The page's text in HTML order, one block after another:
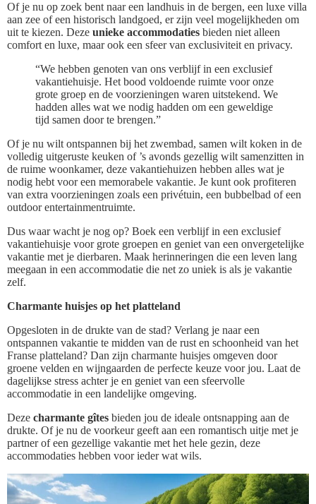
Of je nu op zoek bent naar een landhuis in de bergen, een luxe villa
aan zee of een historisch landgoed, er zijn veel mogelijkheden om
uit te kiezen. Deze unieke accommodaties bieden niet alleen
comfort en luxe, maar ook een sfeer van exclusiviteit en privacy.
“We hebben genoten van ons verblijf in een exclusief
vakantiehuisje. Het bood voldoende ruimte voor onze
grote groep en de voorzieningen waren uitstekend. We
hadden alles wat we nodig hadden om een geweldige
tijd samen door te brengen.”
Of je nu wilt ontspannen bij het zwembad, samen wilt koken in de
volledig uitgeruste keuken of ’s avonds gezellig wilt samenzitten in
de ruime woonkamer, deze vakantiehuizen hebben alles wat je
nodig hebt voor een memorabele vakantie. Je kunt ook profiteren
van extra voorzieningen zoals een privétuin, een bubbelbad of een
outdoor entertainmentruimte.
Dus waar wacht je nog op? Boek een verblijf in een exclusief
vakantiehuisje voor grote groepen en geniet van een onvergetelijke
vakantie met je dierbaren. Maak herinneringen die een leven lang
meegaan in een accommodatie die net zo uniek is als je vakantie
zelf.
Charmante huisjes op het platteland
Opgesloten in de drukte van de stad? Verlang je naar een
ontspannen vakantie te midden van de rust en schoonheid van het
Franse platteland? Dan zijn charmante huisjes omgeven door
groene velden en wijngaarden de perfecte keuze voor jou. Laat de
dagelijkse stress achter je en geniet van een sfeervolle
accommodatie in een landelijke omgeving.
Deze charmante gîtes bieden jou de ideale ontsnapping aan de
drukte. Of je nu de voorkeur geeft aan een romantisch uitje met je
partner of een gezellige vakantie met het hele gezin, deze
accommodaties hebben voor ieder wat wils.